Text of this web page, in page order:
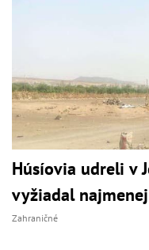
Húsíovia udreli v
vyžiadal
Zahraničné